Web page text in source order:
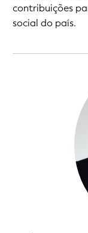
contribuições
social do país.